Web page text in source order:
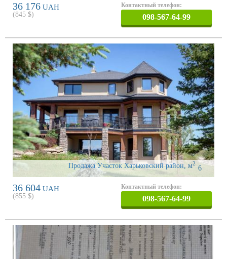
36 176 UAH
(845 $)
Контактный телефон:
098-567-64-99
Продажа Участок Харьковский район, 6
м2
36 604 UAH
(855 $)
Контактный телефон:
098-567-64-99